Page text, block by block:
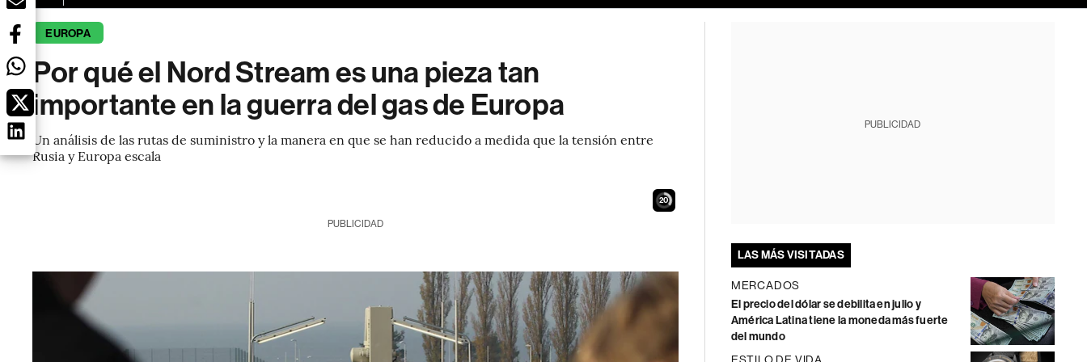
EUROPA
Por qué el Nord Stream es una pieza tan
importante en la guerra del gas de Europa
Un análisis de las rutas de suministro y la manera en que se han reducido a medida que la tensión entre
Rusia y Europa escala
19
PUBLICIDAD
PUBLICIDAD
LAS MÁS VISITADAS
MERCADOS
El precio del dólar se debilita en julio y
América Latina tiene la moneda más fuerte
del mundo